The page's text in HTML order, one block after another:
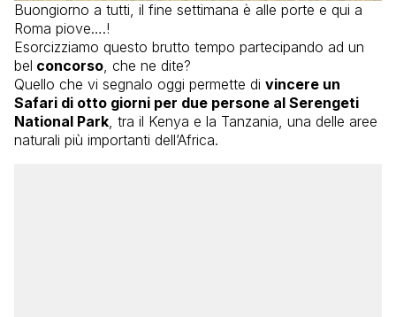
Buongiorno a tutti, il fine settimana è alle porte e qui a
Roma piove….!
Esorcizziamo questo brutto tempo partecipando ad un
bel concorso, che ne dite?
Quello che vi segnalo oggi permette di vincere un
Safari di otto giorni per due persone al Serengeti
National Park, tra il Kenya e la Tanzania, una delle aree
naturali più importanti dell’Africa.